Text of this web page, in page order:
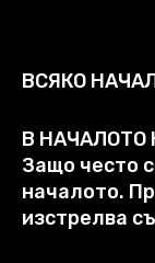
ВСЯКО
В НАЧАЛОТО
Защо често
началото.
изстрелва